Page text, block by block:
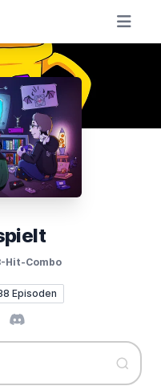
Hit-Combo
Episoden
Discord